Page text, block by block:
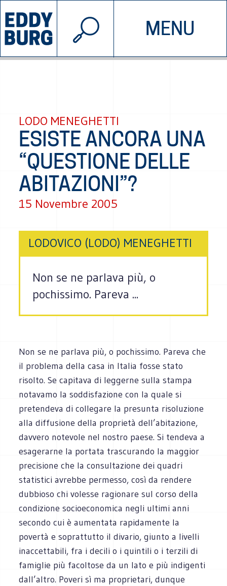
MENU
INIZIATIVE CHI SIAMO
© 2026 EDDYBURG
LODO MENEGHETTI
ESISTE ANCORA UNA
“QUESTIONE DELLE
ABITAZIONI”?
15 Novembre 2005
LODOVICO (LODO) MENEGHETTI
Non se ne parlava più, o
pochissimo. Pareva ...
Non se ne parlava più, o pochissimo. Pareva che
il problema della casa in Italia fosse stato
risolto. Se capitava di leggerne sulla stampa
notavamo la soddisfazione con la quale si
pretendeva di collegare la presunta risoluzione
alla diffusione della proprietà dell’abitazione,
davvero notevole nel nostro paese. Si tendeva a
esagerarne la portata trascurando la maggior
precisione che la consultazione dei quadri
statistici avrebbe permesso, così da rendere
dubbioso chi volesse ragionare sul corso della
condizione socioeconomica negli ultimi anni
secondo cui è aumentata rapidamente la
povertà e soprattutto il divario, giunto a livelli
inaccettabili, fra i decili o i quintili o i terzili di
famiglie più facoltose da un lato e più indigenti
dall’altro. Poveri sì ma proprietari, dunque